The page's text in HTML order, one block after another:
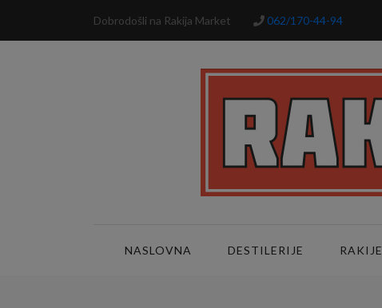
Dobrodošli na Rakija Market 062/170-44-94
NASLOVNA DESTILERIJE RAKIJE